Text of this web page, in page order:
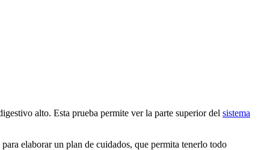
alto. Esta prueba permite ver la parte superior del sistema
elaborar un plan de cuidados, que permita tenerlo todo